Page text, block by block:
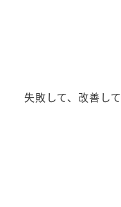
失敗して、改善して